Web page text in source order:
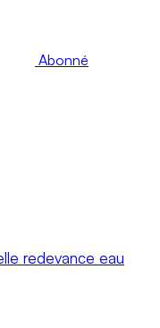
Abonné
redevance eau